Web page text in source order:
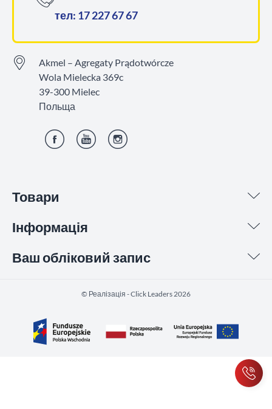
Товари
Інформація
Ваш обліковий запис
тел: 17 227 67 67
Akmel – Agregaty Prądotwórcze
Wola Mielecka 369c
39-300 Mielec
Польща
©️ Реалізація - Click Leaders 2026